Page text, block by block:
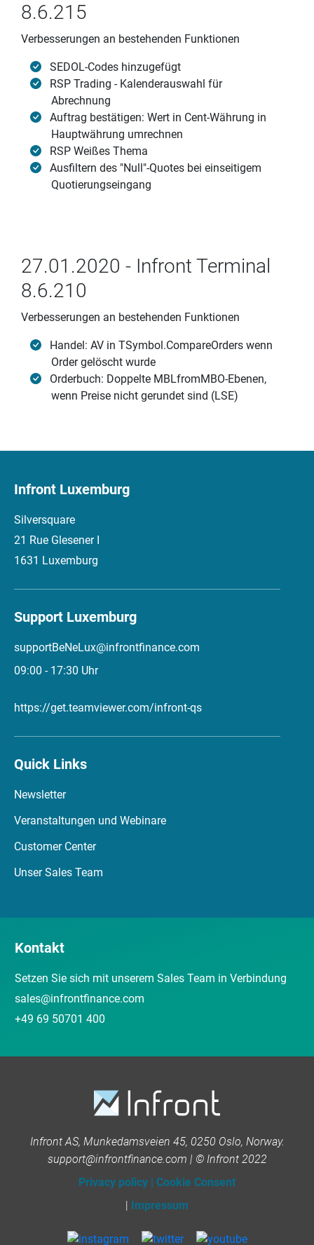
8.6.215
Verbesserungen an bestehenden Funktionen
SEDOL-Codes hinzugefügt
RSP Trading - Kalenderauswahl für
Abrechnung
Auftrag bestätigen: Wert in Cent-Währung in
Hauptwährung umrechnen
RSP Weißes Thema
Ausfiltern des "Null"-Quotes bei einseitigem
Quotierungseingang
27.01.2020 - Infront Terminal
8.6.210
Verbesserungen an bestehenden Funktionen
Handel: AV in TSymbol.CompareOrders wenn
Order gelöscht wurde
Orderbuch: Doppelte MBLfromMBO-Ebenen,
wenn Preise nicht gerundet sind (LSE)
Infront Luxemburg
Silversquare
21 Rue Glesener I
1631 Luxemburg
Support Luxemburg
supportBeNeLux@infrontfinance.com
09:00 - 17:30 Uhr
https://get.teamviewer.com/infront-qs
Quick Links
Newsletter
Veranstaltungen und Webinare
Customer Center
Unser Sales Team
Kontakt
Setzen Sie sich mit unserem Sales Team in Verbindung
sales@infrontfinance.com
+49 69 50701 400
Infront AS, Munkedamsveien 45, 0250 Oslo, Norway.
support@infrontfinance.com | © Infront 2022
Privacy policy | Cookie Consent
| Impressum